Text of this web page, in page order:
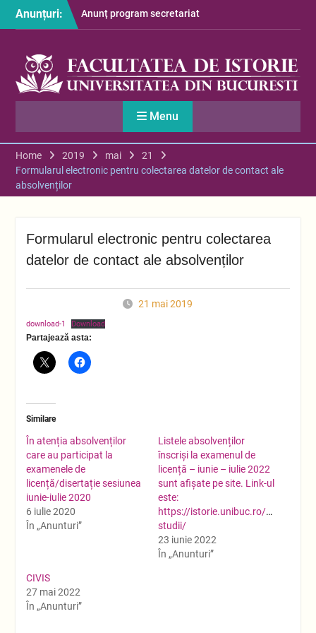
Anunțuri:
Anunț program secretariat
– luna august
2026
S-au afișat informațiile
despre cazarea studenților
în anul universitar 2026-
Menu
Home 2019 mai
21
Formularul electronic pentru colectarea datelor de contact ale
absolvenților
Formularul electronic pentru colectarea
datelor de contact ale absolvenților
21 mai 2019
download-1 Download
Partajează asta:
Similare
În atenția absolvenților
care au participat la
examenele de
licență/disertație sesiunea
iunie-iulie 2020
6 iulie 2020
În „Anunturi”
Listele absolvenților
înscriși la examenul de
licență – iunie – iulie 2022
sunt afișate pe site. Link-ul
este:
https://istorie.unibuc.ro/programe/
studii/
23 iunie 2022
În „Anunturi”
CIVIS
27 mai 2022
În „Anunturi”